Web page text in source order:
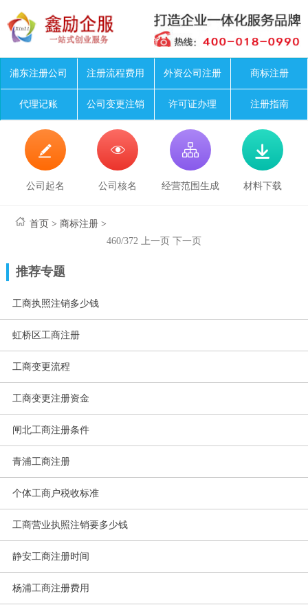
浦东注册公司 注册流程费用 外资公司注册 商标注册
代理记账 公司变更注销 许可证办理 注册指南

公司起名

公司核名

经营范围生成

材料下载
首页 >商标注册 >
460/372
上一页 下一页
推荐专题
工商执照注销多少钱
虹桥区工商注册
工商变更流程
工商变更注册资金
闸北工商注册条件
青浦工商注册
个体工商户税收标准
工商营业执照注销要多少钱
静安工商注册时间
杨浦工商注册费用